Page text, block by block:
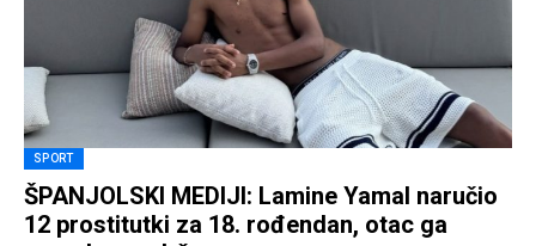
SPORT
ŠPANJOLSKI MEDIJI: Lamine Yamal naručio
12 prostitutki za 18. rođendan, otac ga